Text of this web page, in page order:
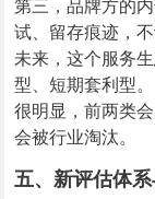
第三，品牌方的
试、留存痕迹，
未来，这个服务
型、短期套利型。
很明显，前两类
会被行业淘汰。
五、新评估体